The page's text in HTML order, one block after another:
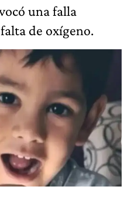
una falla
de oxígeno.